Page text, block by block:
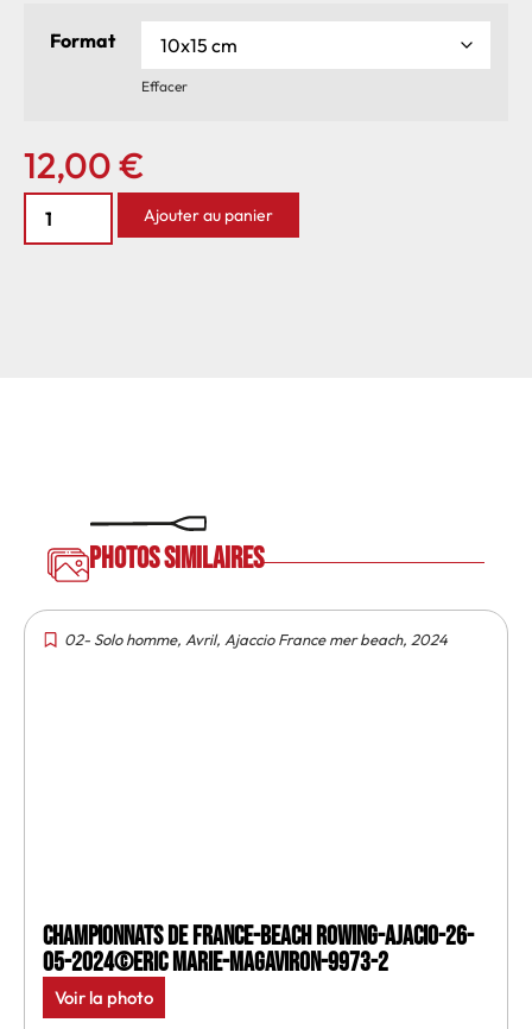
Format
Effacer
12,00€
Ajouter au panier
Photos similaires
02- Solo homme, Avril, Ajaccio France mer beach, 2024
Championnats de France-Beach rowing-Ajacio-26-
05-2024©Eric Marie-MagAviron-9973-2
Voir la photo